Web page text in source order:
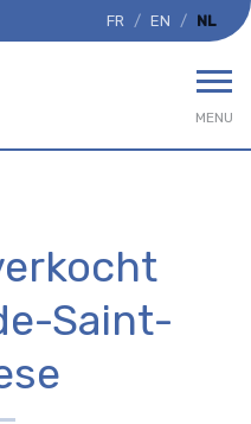
FR EN NL
MENU
Saint-